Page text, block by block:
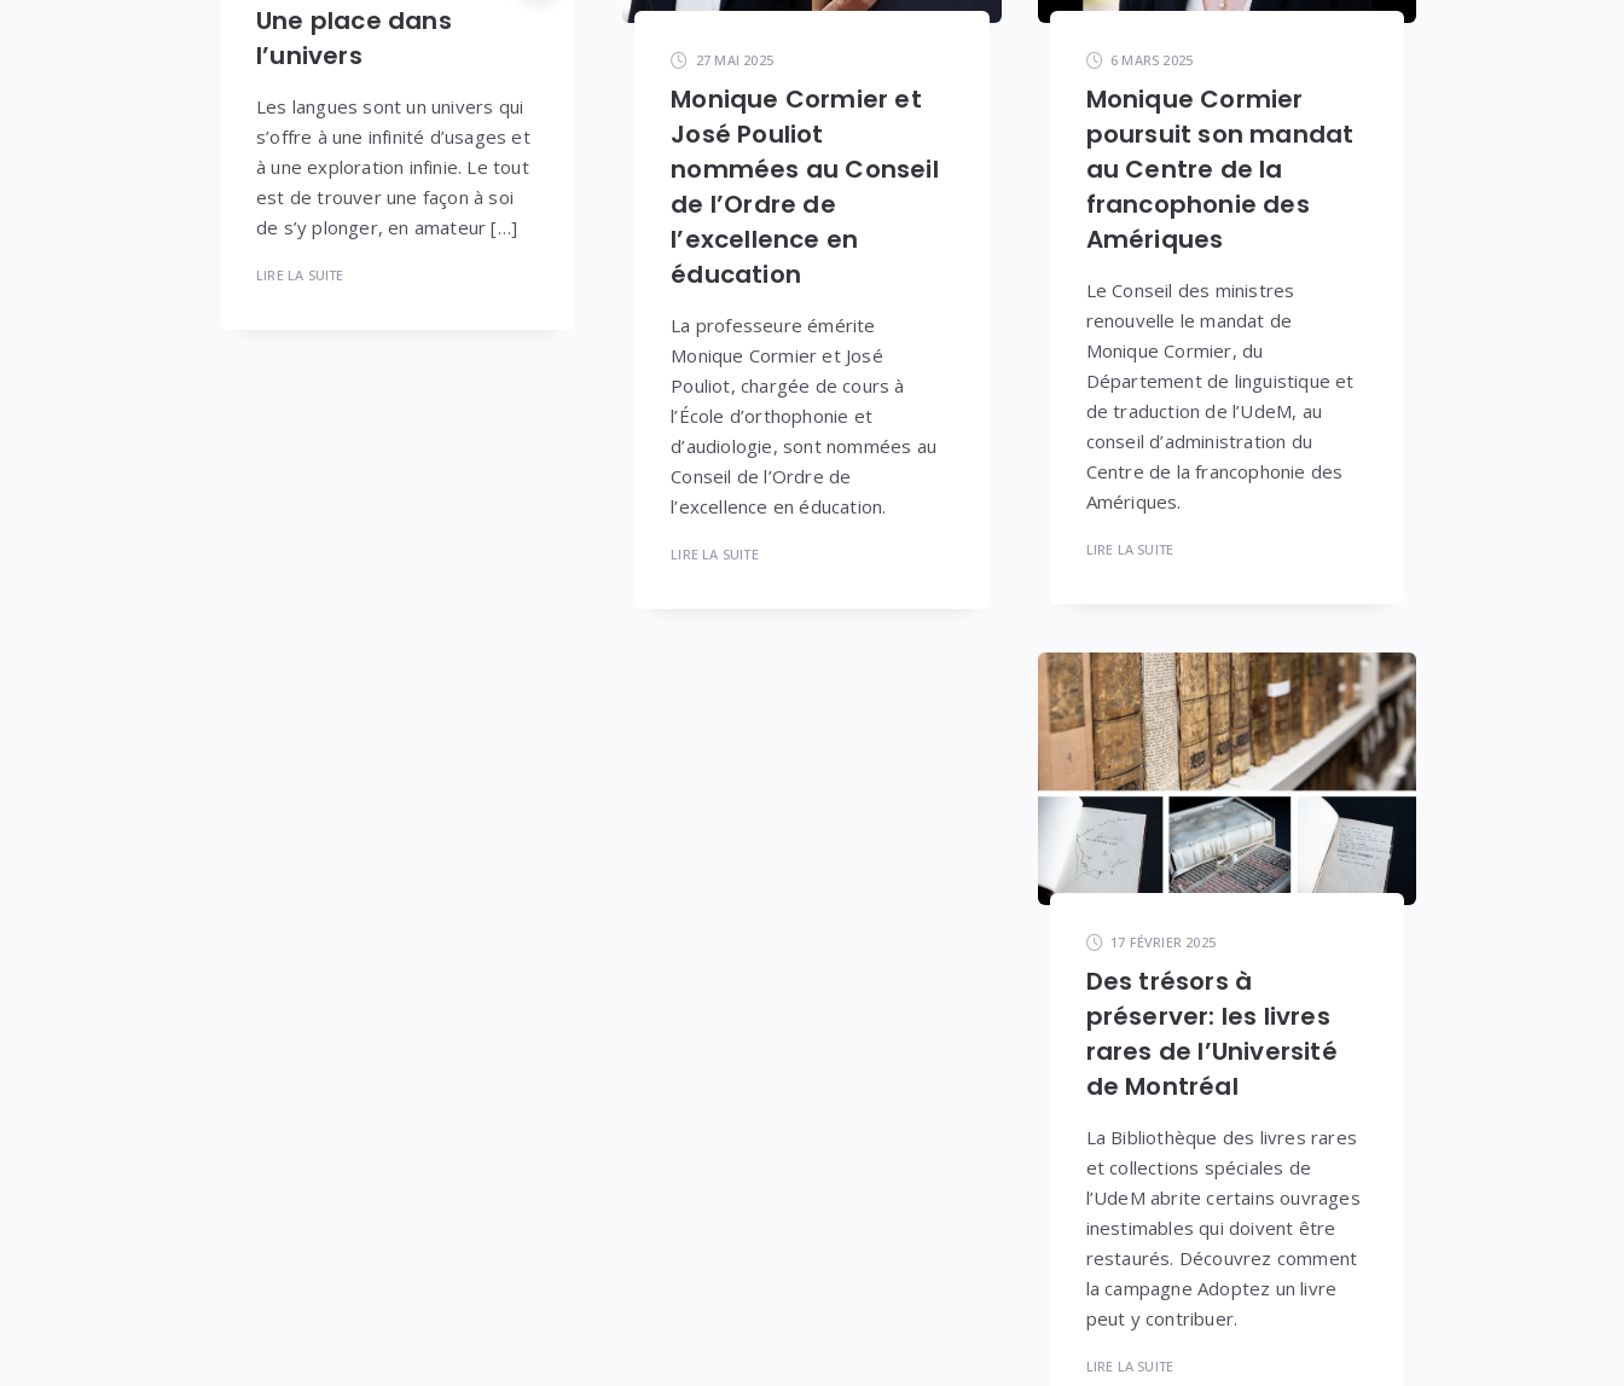
Une place dans
l’univers
Les langues sont un univers qui
s’offre à une infinité d’usages et
à une exploration infinie. Le tout
est de trouver une façon à soi
de s’y plonger, en amateur […]
LIRE LA SUITE
27 MAI 2025
Monique Cormier et
José Pouliot
nommées au Conseil
de l’Ordre de
l’excellence en
éducation
La professeure émérite
Monique Cormier et José
Pouliot, chargée de cours à
l’École d’orthophonie et
d’audiologie, sont nommées au
Conseil de l’Ordre de
l’excellence en éducation.
LIRE LA SUITE
6 MARS 2025
Monique Cormier
poursuit son mandat
au Centre de la
francophonie des
Amériques
Le Conseil des ministres
renouvelle le mandat de
Monique Cormier, du
Département de linguistique et
de traduction de l’UdeM, au
conseil d’administration du
Centre de la francophonie des
Amériques.
LIRE LA SUITE
17 FÉVRIER 2025
Des trésors à
préserver: les livres
rares de l’Université
de Montréal
La Bibliothèque des livres rares
et collections spéciales de
l’UdeM abrite certains ouvrages
inestimables qui doivent être
restaurés. Découvrez comment
la campagne Adoptez un livre
peut y contribuer.
LIRE LA SUITE